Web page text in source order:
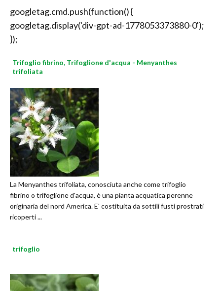
googletag.cmd.push(function() {
googletag.display('div-gpt-ad-1778053373880-0');
});
Trifoglio fibrino, Trifoglione d'acqua - Menyanthes
trifoliata
La Menyanthes trifoliata, conosciuta anche come trifoglio
fibrino o trifoglione d'acqua, è una pianta acquatica perenne
originaria del nord America. E' costituita da sottili fusti prostrati
ricoperti ...
trifoglio